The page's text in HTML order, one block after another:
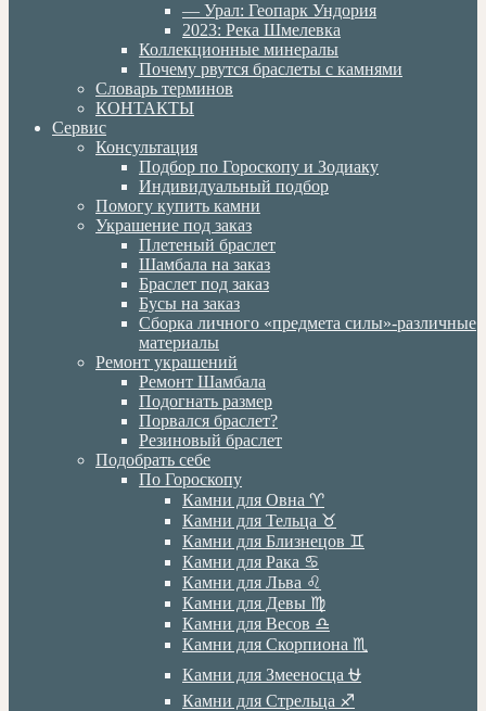
— Урал: Геопарк Ундория
2023: Река Шмелевка
Коллекционные минералы
Почему рвутся браслеты с камнями
Словарь терминов
КОНТАКТЫ
Сервис
Консультация
Подбор по Гороскопу и Зодиаку
Индивидуальный подбор
Помогу купить камни
Украшение под заказ
Плетеный браслет
Шамбала на заказ
Браслет под заказ
Бусы на заказ
Сборка личного «предмета силы»-различные
материалы
Ремонт украшений
Ремонт Шамбала
Подогнать размер
Порвался браслет?
Резиновый браслет
Подобрать себе
По Гороскопу
Камни для Овна ♈️
Камни для Тельца ♉️
Камни для Близнецов ♊️
Камни для Рака ♋️
Камни для Льва ♌️
Камни для Девы ♍️
Камни для Весов ♎️
Камни для Скорпиона ♏️
Камни для Змееносца ⛎
Камни для Стрельца ♐️